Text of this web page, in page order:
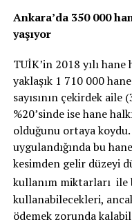
Ankara’da 350 000
yaşıyor
TUİK’in 2018 yılı
yaklaşık 1 710 000
sayısının çekirdek
%20’sinde ise hane
olduğunu ortaya
uygulandığında bu
kesimden gelir düzeyi
kullanım miktarları ile
kullanabilecekleri,
ödemek zorunda